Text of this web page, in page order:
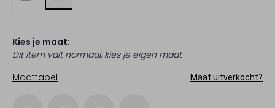
Kies je maat:
Dit item valt normaal, kies je eigen maat
Maattabel
Maat uitverkocht?